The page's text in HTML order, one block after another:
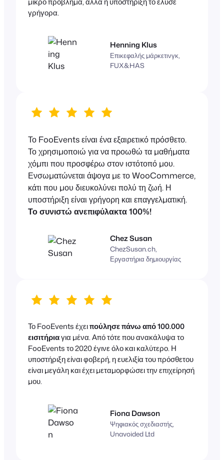
γρήγορα.
Henning Klus
Επικεφαλής μάρκετινγκ,
FUX&HAS
Το FooEvents είναι ένα εξαιρετικό πρόσθετο.
Το χρησιμοποιώ για να προωθώ τα μαθήματα
χόμπι που προσφέρω στον ιστότοπό μου.
Ενσωματώνεται άψογα με το WooCommerce,
κάτι που μου διευκολύνει πολύ τη ζωή. Η
υποστήριξη είναι γρήγορη και επαγγελματική.
Το συνιστώ ανεπιφύλακτα 100%!
Chez Susan
ChezSusan.ch,
Εργαστήρια δημιουργίας
Το FooEvents έχειπούλησε πάνω από 100.000
εισιτήριαγια μένα. Από τότε που ανακάλυψα το
FooEvents το 2020 έγινε όλο και καλύτερο. Η
υποστήριξη είναι φοβερή, η ευελιξία του πρόσθετου
είναι μεγάλη και έχει μεταμορφώσει την επιχείρησή
μου.
Fiona Dawson
Ψηφιακός σχεδιαστής,
Unavoided Ltd